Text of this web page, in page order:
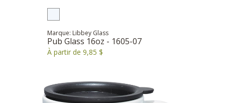
Marque: Libbey Glass
Pub Glass 16oz - 1605-07
À partir de 9,85 $